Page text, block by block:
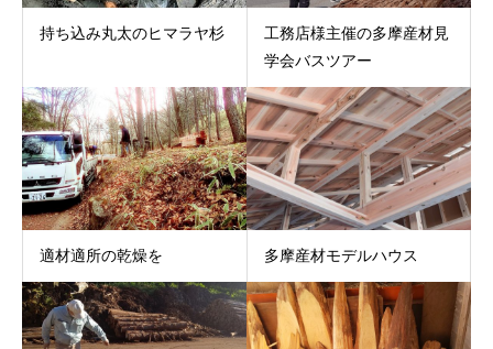
持ち込み丸太のヒマラヤ杉
工務店様主催の多摩産材見
学会バスツアー
適材適所の乾燥を 多摩産材モデルハウス